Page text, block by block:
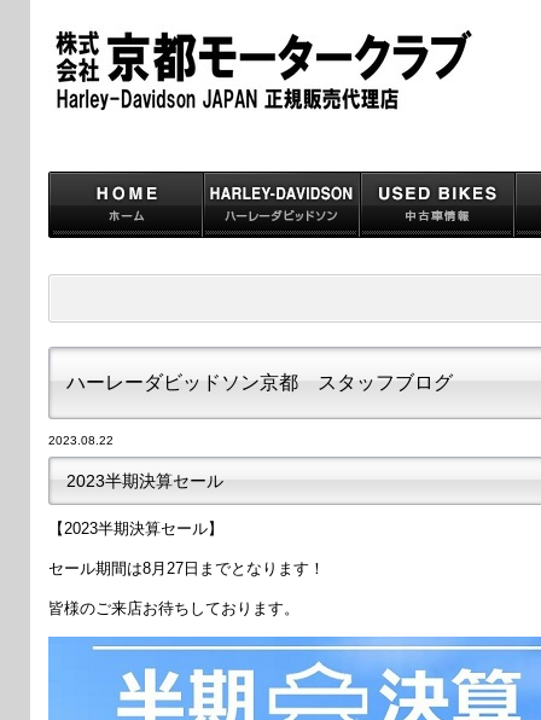
ハーレーダビッドソン京都 スタッフブログ
2023.08.22
2023半期決算セール
【2023半期決算セール】
セール期間は8月27日までとなります！
皆様のご来店お待ちしております。